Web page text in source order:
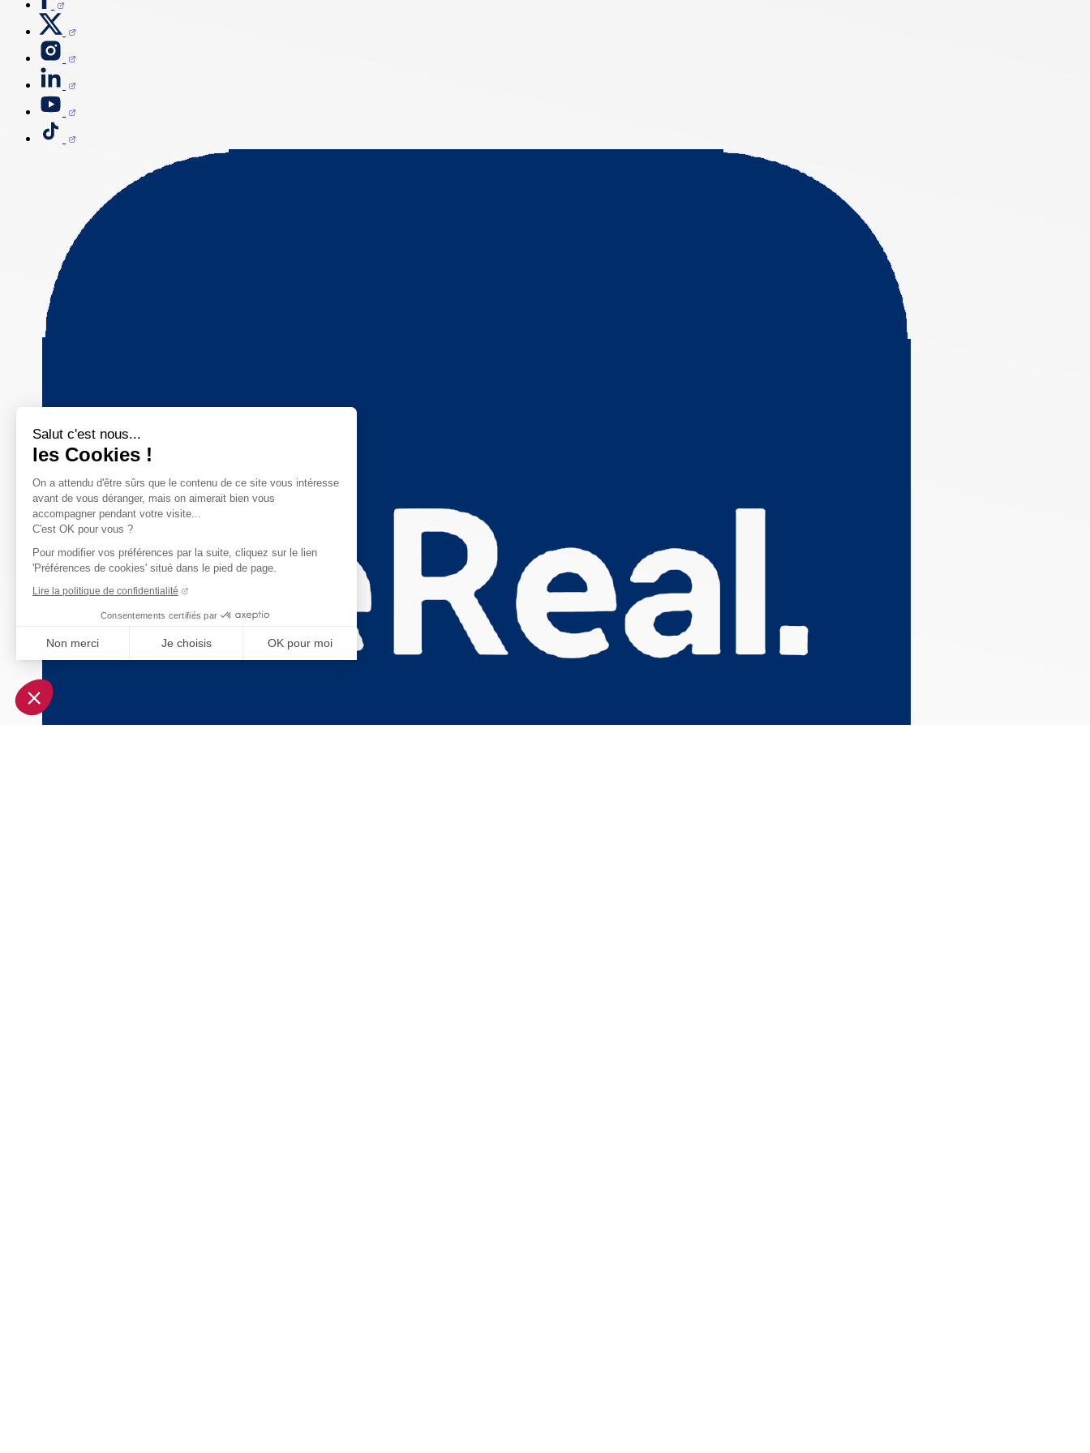
Salut c'est nous...
les Cookies !
On a attendu d'être sûrs que le contenu de ce site vous intéresse
avant de vous déranger, mais on aimerait bien vous
accompagner pendant votre visite...
C'est OK pour vous ?
Pour modifier vos préférences par la suite, cliquez sur le lien
'Préférences de cookies' situé dans le pied de page.
Lire la politique de confidentialité
Consentements certifiés par
Non merci Je choisis OK pour moi
Plateforme de Gestion du Consentement : Personnalisez vos Options
Notre plateforme vous permet d'adapter et de gérer vos paramètres de confidentialité, en garantissant la conformité avec les réglementations. Personnalisez vos préférences pour